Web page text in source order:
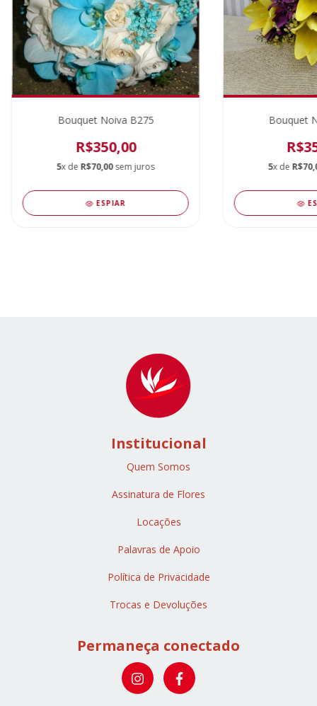
Bouquet Noiva B275
R$350,00
5x de R$70,00sem juros
ESPIAR
Bouquet
5x de
Institucional
Quem Somos
Assinatura de Flores
Locações
Palavras de Apoio
Política de Privacidade
Trocas e Devoluções
Permaneça conectado